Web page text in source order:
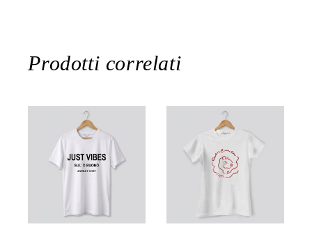
Prodotti correlati